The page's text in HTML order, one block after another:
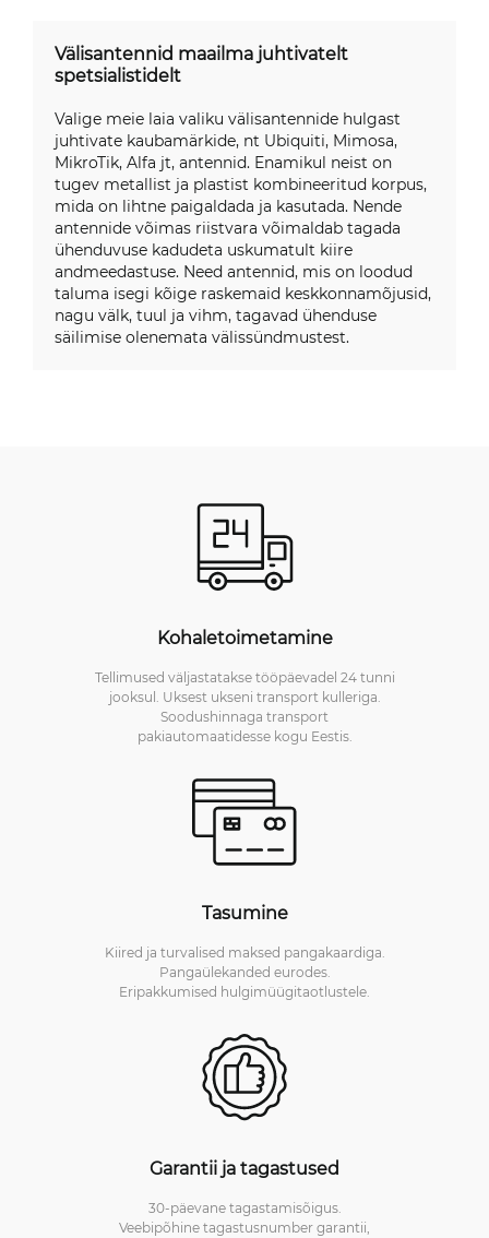
Välisantennid maailma juhtivatelt
spetsialistidelt
Valige meie laia valiku välisantennide hulgast
juhtivate kaubamärkide, nt Ubiquiti, Mimosa,
MikroTik, Alfa jt, antennid. Enamikul neist on
tugev metallist ja plastist kombineeritud korpus,
mida on lihtne paigaldada ja kasutada. Nende
antennide võimas riistvara võimaldab tagada
ühenduvuse kadudeta uskumatult kiire
andmeedastuse. Need antennid, mis on loodud
taluma isegi kõige raskemaid keskkonnamõjusid,
nagu välk, tuul ja vihm, tagavad ühenduse
säilimise olenemata välissündmustest.
Kohaletoimetamine
Tellimused väljastatakse tööpäevadel 24 tunni
jooksul. Uksest ukseni transport kulleriga.
Soodushinnaga transport
pakiautomaatidesse kogu Eestis.
Tasumine
Kiired ja turvalised maksed pangakaardiga.
Pangaülekanded eurodes.
Eripakkumised hulgimüügitaotlustele.
Garantii ja tagastused
30-päevane tagastamisõigus.
Veebipõhine tagastusnumber garantii,